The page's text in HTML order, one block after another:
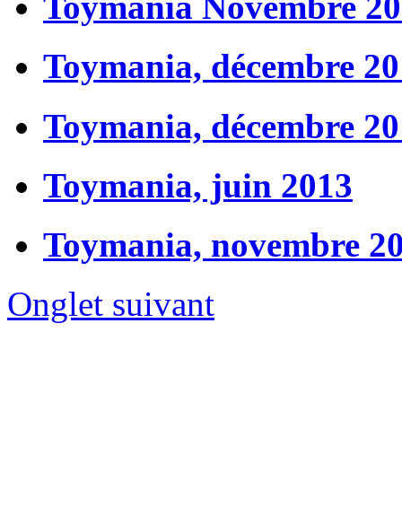
Toymania, décembre
Toymania, décembre
Toymania, juin 2013
Toymania, novembre
Onglet suivant